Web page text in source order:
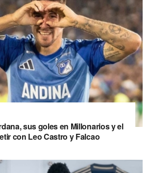
sus goles en Millonarios y el
con Leo Castro y Falcao